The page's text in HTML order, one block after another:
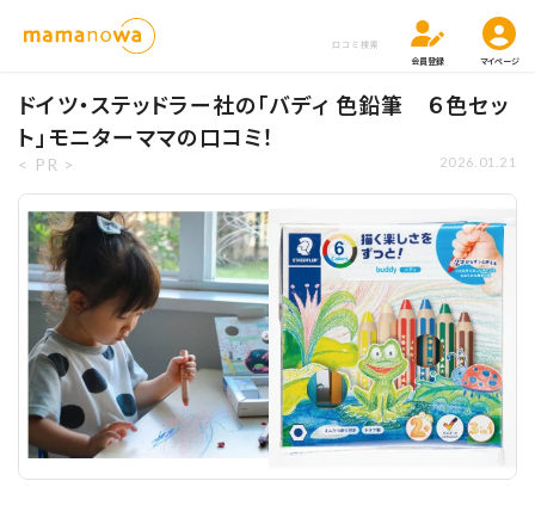
口コミ検索
会員登録
マイページ
ドイツ・ステッドラー社の「バディ 色鉛筆 ６色セッ
ト」モニターママの口コミ！
< PR > 2026.01.21